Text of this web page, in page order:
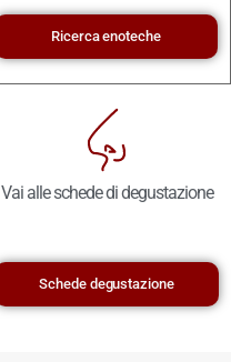
Ricerca enoteche
Vai alle schede di degustazione
Schede degustazione